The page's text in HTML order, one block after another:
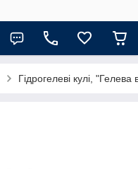
Гідрогелеві кулі,